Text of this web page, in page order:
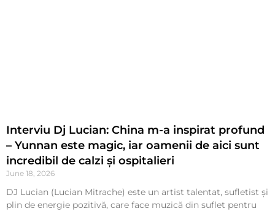
Interviu Dj Lucian: China m-a inspirat profund
– Yunnan este magic, iar oamenii de aici sunt
incredibil de calzi și ospitalieri
June 18, 2026
DJ Lucian (Lucian Mitrache) este un artist talentat, sufletist și
plin de energie pozitivă, care face muzică din suflet pentru